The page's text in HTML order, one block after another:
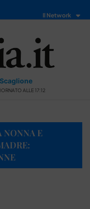
Il Network
ALLE 17:12
NONNA E